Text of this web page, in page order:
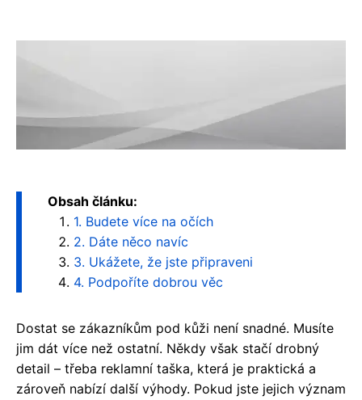
Obsah článku:
1. Budete více na očích
2. Dáte něco navíc
3. Ukážete, že jste připraveni
4. Podpoříte dobrou věc
Dostat se zákazníkům pod kůži není snadné. Musíte
jim dát více než ostatní. Někdy však stačí drobný
detail – třeba reklamní taška, která je praktická a
zároveň nabízí další výhody. Pokud jste jejich význam